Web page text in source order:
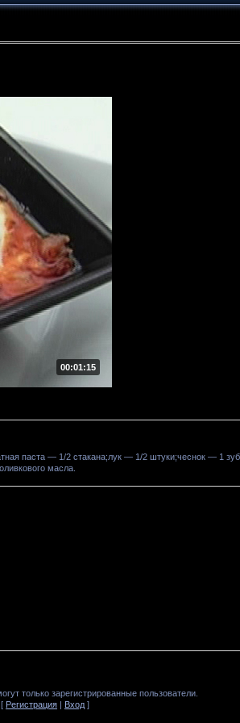
00:01:15
паста — 1/2 стакана;лук — 1/2 штуки;чеснок — 1
масла.
только зарегистрированные пользователи.
[ Регистрация | Вход ]